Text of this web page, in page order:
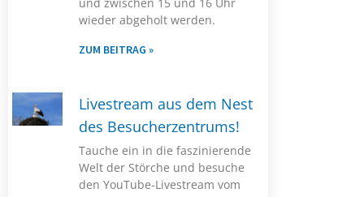
wieder abgeholt werden.
ZUM BEITRAG »
Livestream aus dem Nest
des Besucherzentrums!
Tauche ein in die faszinierende
Welt der Störche und besuche
den YouTube-Livestream vom